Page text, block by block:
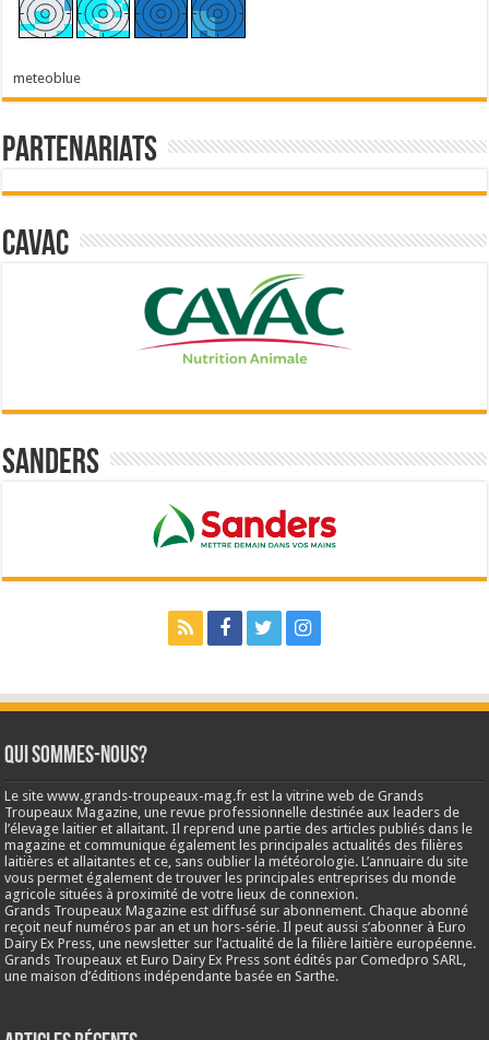
meteoblue
Partenariats
Cavac
Sanders
Qui sommes-nous?
Le site www.grands-troupeaux-mag.fr est la vitrine web de Grands
Troupeaux Magazine, une revue professionnelle destinée aux leaders de
l’élevage laitier et allaitant. Il reprend une partie des articles publiés dans le
magazine et communique également les principales actualités des filières
laitières et allaitantes et ce, sans oublier la météorologie. L’annuaire du site
vous permet également de trouver les principales entreprises du monde
agricole situées à proximité de votre lieux de connexion.
Grands Troupeaux Magazine est diffusé sur abonnement. Chaque abonné
reçoit neuf numéros par an et un hors-série. Il peut aussi s’abonner à Euro
Dairy Ex Press, une newsletter sur l’actualité de la filière laitière européenne.
Grands Troupeaux et Euro Dairy Ex Press sont édités par Comedpro SARL,
une maison d’éditions indépendante basée en Sarthe.